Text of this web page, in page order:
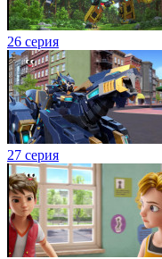
26 серия
27 серия